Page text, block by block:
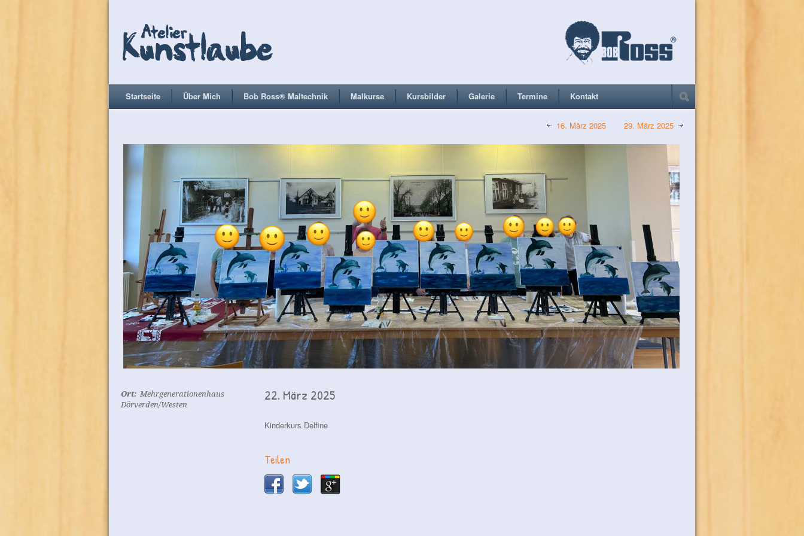
Startseite Über Mich Bob Ross® Maltechnik Malkurse Kursbilder Galerie Termine Kontakt
16. März 2025 29. März 2025
Ort: Mehrgenerationenhaus
Dörverden/Westen
22. März 2025
Kinderkurs Delfine
Teilen